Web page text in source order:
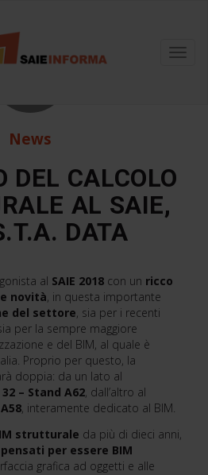
28
News
DEL CALCOLO
AL SAIE,
DATA
al SAIE 2018 con un ricco
novità, in questa importante
del settore, sia per i recenti
per la sempre maggiore
e del BIM, al quale è
Proprio per questo, la
doppia: da un lato al
– Stand A62, dall’altro al
, interamente dedicato al BIM.
strutturale da più di dieci anni,
pensati per essere BIM
grafica ad oggetti e alle